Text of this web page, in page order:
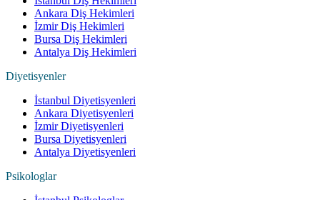
Ankara Diş Hekimleri
İzmir Diş Hekimleri
Bursa Diş Hekimleri
Antalya Diş Hekimleri
Diyetisyenler
İstanbul Diyetisyenleri
Ankara Diyetisyenleri
İzmir Diyetisyenleri
Bursa Diyetisyenleri
Antalya Diyetisyenleri
Psikologlar